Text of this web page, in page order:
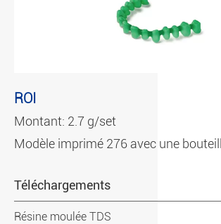
ROI
Montant: 2.7 g/set
Modèle imprimé 276 avec une
Téléchargements
Résine moulée TDS